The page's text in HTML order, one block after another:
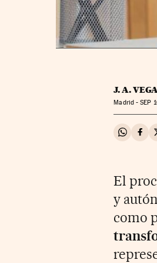
J. A.
Madrid -SEP
El
y
como